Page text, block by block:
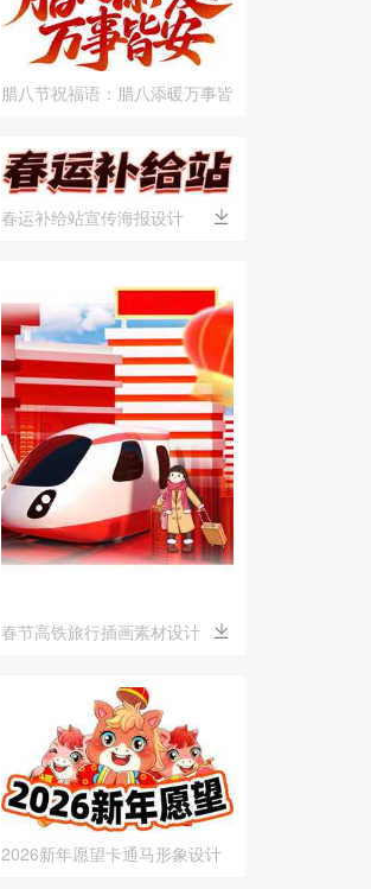
腊八节祝福语：腊八添暖万事皆
春运补给站宣传海报设计
春节高铁旅行插画素材设计
2026新年愿望卡通马形象设计